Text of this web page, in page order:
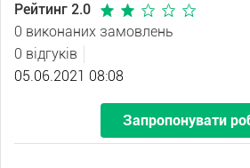
Рейтинг 2.0
0 виконаних замовлень
0 відгуків
05.06.2021 08:08
Запропонувати